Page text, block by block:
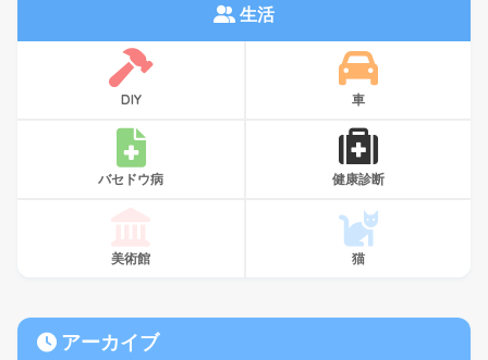
生活
DIY 車
バセドウ病 健康診断
美術館 猫
アーカイブ